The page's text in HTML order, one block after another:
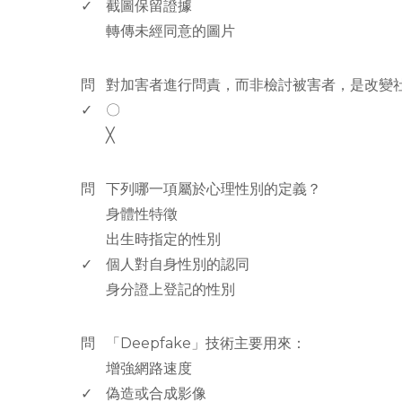
✓
截圖保留證據
轉傳未經同意的圖片
問
對加害者進行問責，而非檢討被害者，是改變
✓
〇
╳
問
下列哪一項屬於心理性別的定義？
身體性特徵
出生時指定的性別
✓
個人對自身性別的認同
身分證上登記的性別
問
「Deepfake」技術主要用來：
增強網路速度
✓
偽造或合成影像